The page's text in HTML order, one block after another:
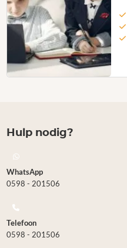
Hulp nodig?
WhatsApp
0598 - 201506
Telefoon
0598 - 201506